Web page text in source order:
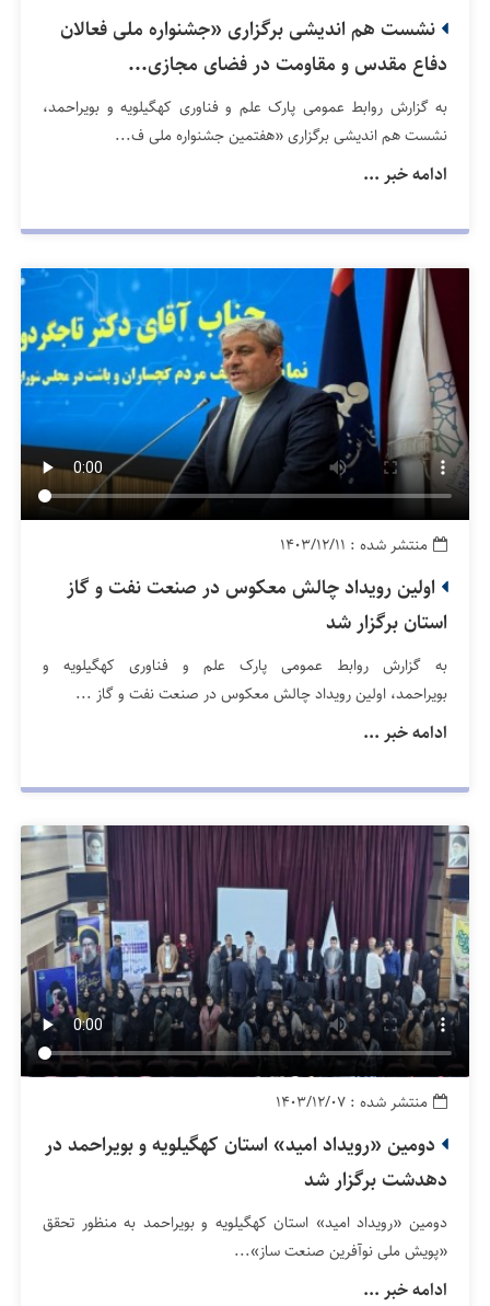
نشست هم اندیشی برگزاری «جشنواره ملی فعالان
دفاع مقدس و مقاومت در فضای مجازی...
به گزارش روابط عمومی پارک علم و فناوری کهگیلویه و بویراحمد،
نشست هم اندیشی برگزاری «هفتمین جشنواره ملی ف...
ادامه خبر ...
منتشر شده : ۱۴۰۳/۱۲/۱۱
اولین رویداد چالش معکوس در صنعت نفت و گاز
استان برگزار شد
به گزارش روابط عمومی پارک علم و فناوری کهگیلویه و
بویراحمد، اولین رویداد چالش معکوس در صنعت نفت و گاز ...
ادامه خبر ...
منتشر شده : ۱۴۰۳/۱۲/۰۷
دومین «رویداد امید» استان کهگیلویه و بویراحمد در
دهدشت برگزار شد
دومین «رویداد امید» استان کهگیلویه و بویراحمد به منظور تحقق
«پویش ملی نوآفرین صنعت ساز»...
ادامه خبر ...